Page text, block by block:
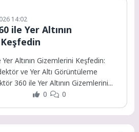
14:02
ile Yer Altının
Altının Gizemlerini Keşfedin:
ve Yer Altı Görüntüleme
360 ile Yer Altının Gizemlerini...
0 0